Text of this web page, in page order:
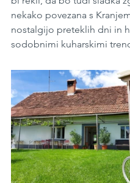
nekako povezana s
nostalgijo preteklih dni in
sodobnimi kuharskimi